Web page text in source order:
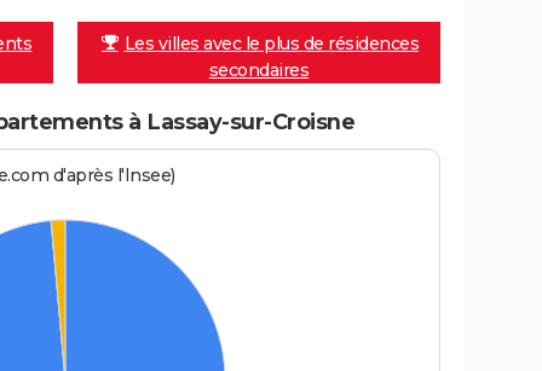
Les villes avec le plus de résidences
secondaires
à Lassay-sur-Croisne
d'après l'Insee)